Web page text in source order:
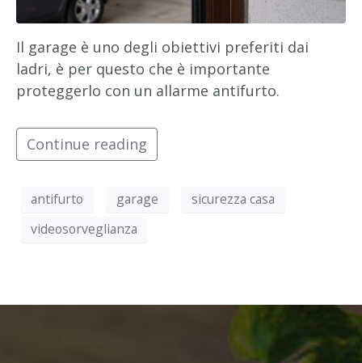
Il garage è uno degli obiettivi preferiti dai
ladri, è per questo che è importante
proteggerlo con un allarme antifurto.
Continue reading
antifurto garage
sicurezza casa
videosorveglianza